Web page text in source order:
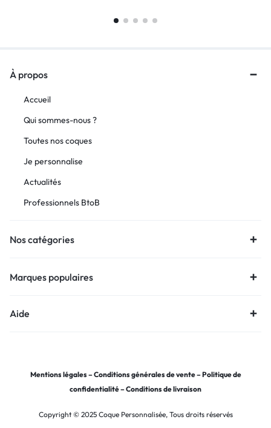
À propos
Accueil
Qui sommes-nous ?
Toutes nos coques
Je personnalise
Actualités
Professionnels BtoB
Nos catégories
Marques populaires
Aide
Mentions légales –Conditions générales de vente–Politique de
confidentialité–Conditions de livraison
Copyright © 2025 Coque Personnalisée, Tous droits réservés